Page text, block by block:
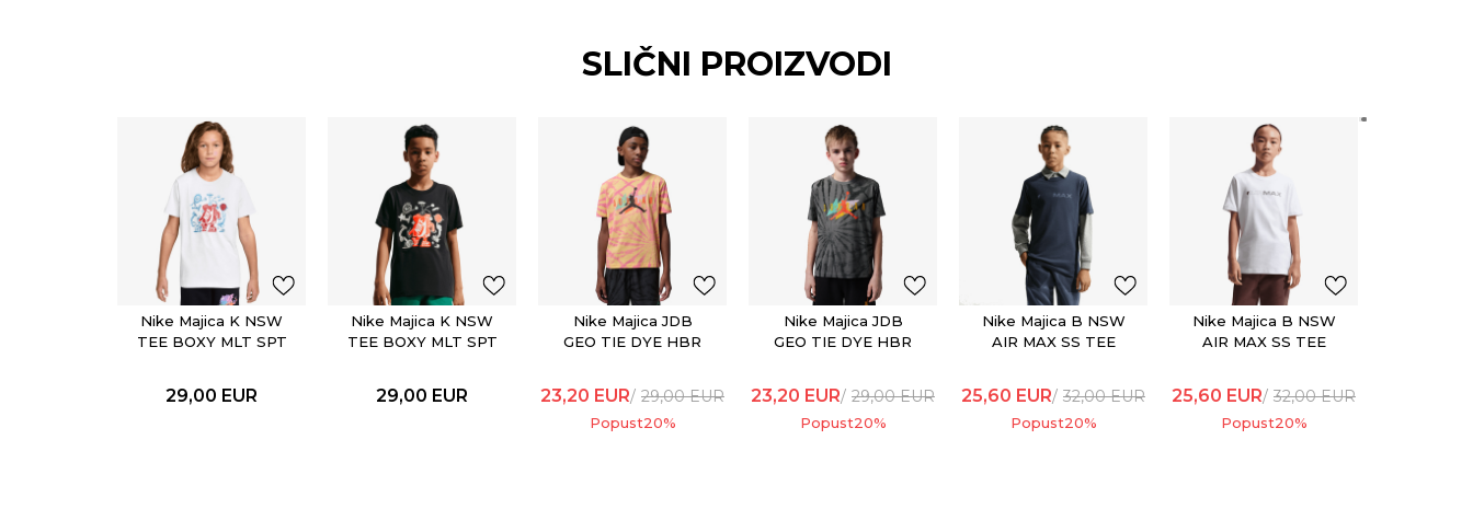
SLIČNI PROIZVODI
Nike Majica K NSW
TEE BOXY MLT SPT
29,00 EUR
Nike Majica K NSW
TEE BOXY MLT SPT
29,00 EUR
Nike Majica JDB
GEO TIE DYE HBR
23,20 EUR 29,00EUR
Popust20%
Nike Majica JDB
GEO TIE DYE HBR
23,20 EUR 29,00EUR
Popust20%
Nike Majica B NSW
AIR MAX SS TEE
25,60 EUR 32,00EUR
Popust20%
Nike Majica B NSW
AIR MAX SS TEE
25,60 EUR 32,00EUR
Popust20%